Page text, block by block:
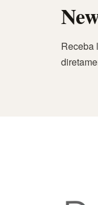
Receba